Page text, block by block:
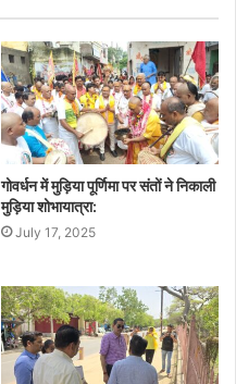
गोवर्धन में मुड़िया पूर्णिमा पर संतों ने निकाली
मुड़िया शोभायात्रा:
July 17, 2025